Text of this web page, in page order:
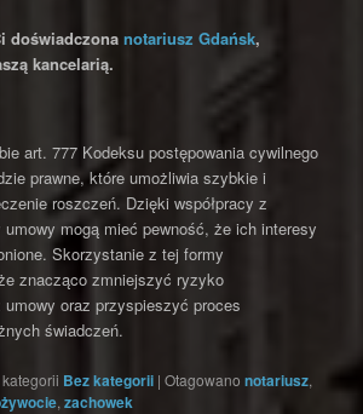
doświadczonanotariusz Gdańsk,
kancelarią.
art. 777 Kodeksu postępowania cywilnego
prawne, które umożliwia szybkie i
roszczeń. Dzięki współpracy z
mogą mieć pewność, że ich interesy
Skorzystanie z tej formy
znacząco zmniejszyć ryzyko
oraz przyspieszyć proces
świadczeń.
Bez kategorii |Otagowano notariusz,
,zachowek